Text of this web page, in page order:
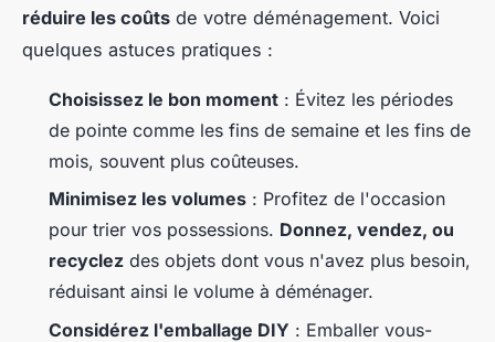
réduire les coûts de votre déménagement. Voici
quelques astuces pratiques :
Choisissez le bon moment : Évitez les périodes
de pointe comme les fins de semaine et les fins de
mois, souvent plus coûteuses.
Minimisez les volumes : Profitez de l'occasion
pour trier vos possessions. Donnez, vendez, ou
recyclez des objets dont vous n'avez plus besoin,
réduisant ainsi le volume à déménager.
Considérez l'emballage DIY : Emballer vous-